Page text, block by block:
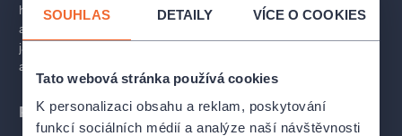
SOUHLAS DETAILY VÍCE O COOKIES
Tato webová stránka používá cookies
K personalizaci obsahu a reklam, poskytování
funkcí sociálních médií a analýze naší návštěvnosti
hudebních vlivů – to vše s důrazem na melodii, emoce
a vzájemnou souhru.
jazzové scény. Věříme, že Vám nabídne jedinečný
a nezapomenutelný hudební zážitek.
Program